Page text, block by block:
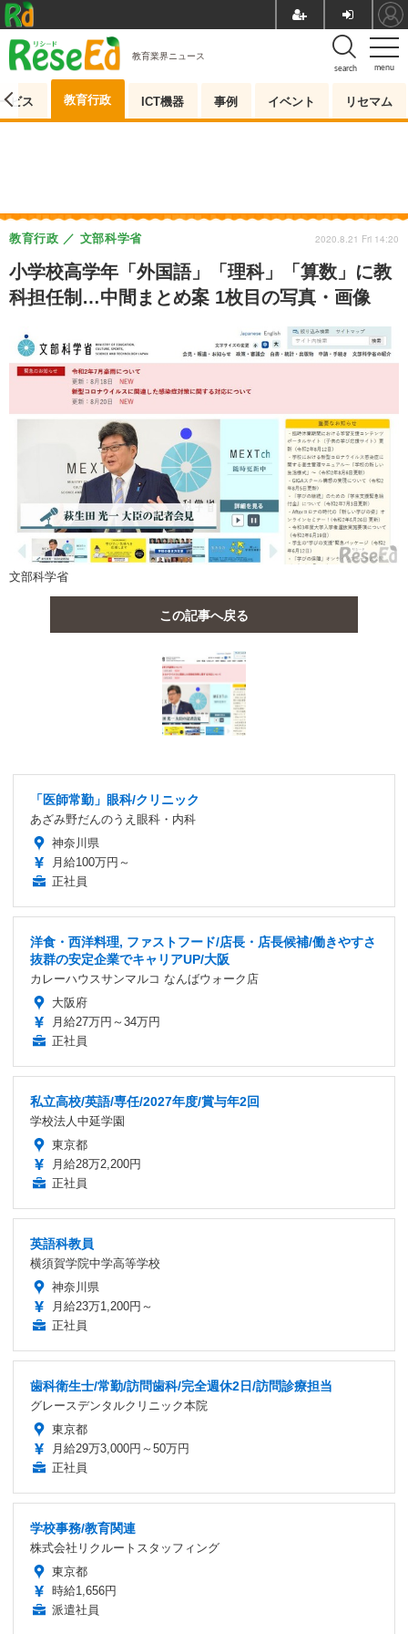
menu
search
教育業界ニュース
ビス 教育行政 ICT機器 事例 イベント リセマム
小学校高学年「外国語」「理科」「算数」に教
科担任制…中間まとめ案 1枚目の写真・画像
教育行政 文部科学省 2020.8.21 Fri 14:20
文部科学省
この記事へ戻る
「医師常勤」眼科/クリニック
あざみ野だんのうえ眼科・内科
神奈川県
月給100万円～
正社員
洋食・西洋料理, ファストフード/店長・店長候補/働きやすさ
抜群の安定企業でキャリアUP/大阪
カレーハウスサンマルコ なんばウォーク店
大阪府
月給27万円～34万円
正社員
私立高校/英語/専任/2027年度/賞与年2回
学校法人中延学園
東京都
月給28万2,200円
正社員
英語科教員
横須賀学院中学高等学校
神奈川県
月給23万1,200円～
正社員
歯科衛生士/常勤/訪問歯科/完全週休2日/訪問診療担当
グレースデンタルクリニック本院
東京都
月給29万3,000円～50万円
正社員
学校事務/教育関連
株式会社リクルートスタッフィング
東京都
時給1,656円
派遣社員